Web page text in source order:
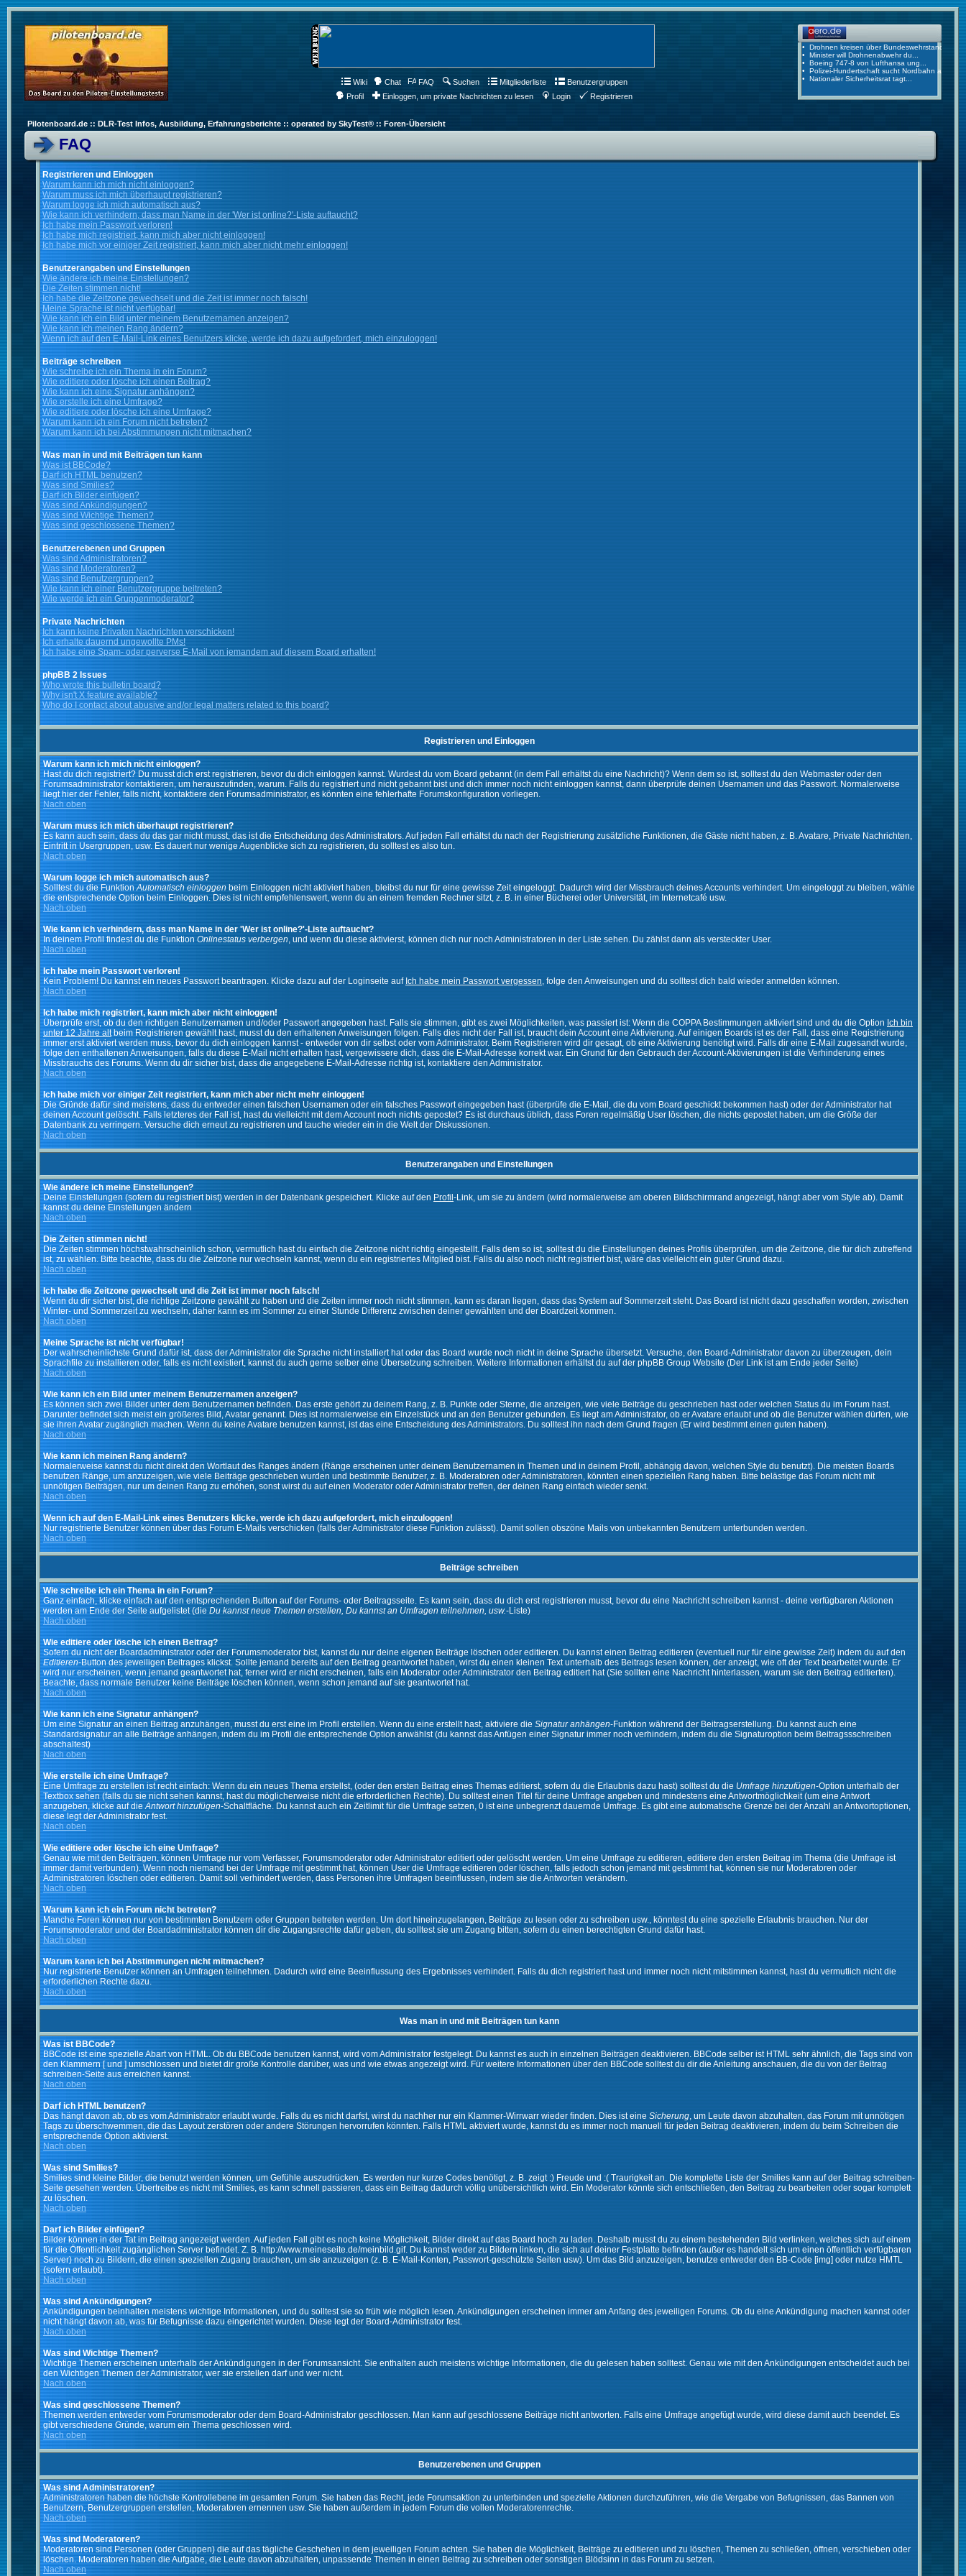
Wiki Chat FAQ Suchen Mitgliederliste
Benutzergruppen
Profil
Einloggen, um private Nachrichten zu lesen Login Registrieren
Pilotenboard.de :: DLR-Test Infos, Ausbildung, Erfahrungsberichte :: operated by SkyTest® :: Foren-Übersicht
FAQ
Registrieren und Einloggen
Warum kann ich mich nicht einloggen?
Warum muss ich mich überhaupt registrieren?
Warum logge ich mich automatisch aus?
Wie kann ich verhindern, dass man Name in der 'Wer ist online?'-Liste auftaucht?
Ich habe mein Passwort verloren!
Ich habe mich registriert, kann mich aber nicht einloggen!
Ich habe mich vor einiger Zeit registriert, kann mich aber nicht mehr einloggen!
Benutzerangaben und Einstellungen
Wie ändere ich meine Einstellungen?
Die Zeiten stimmen nicht!
Ich habe die Zeitzone gewechselt und die Zeit ist immer noch falsch!
Meine Sprache ist nicht verfügbar!
Wie kann ich ein Bild unter meinem Benutzernamen anzeigen?
Wie kann ich meinen Rang ändern?
Wenn ich auf den E-Mail-Link eines Benutzers klicke, werde ich dazu aufgefordert, mich einzuloggen!
Beiträge schreiben
Wie schreibe ich ein Thema in ein Forum?
Wie editiere oder lösche ich einen Beitrag?
Wie kann ich eine Signatur anhängen?
Wie erstelle ich eine Umfrage?
Wie editiere oder lösche ich eine Umfrage?
Warum kann ich ein Forum nicht betreten?
Warum kann ich bei Abstimmungen nicht mitmachen?
Was man in und mit Beiträgen tun kann
Was ist BBCode?
Darf ich HTML benutzen?
Was sind Smilies?
Darf ich Bilder einfügen?
Was sind Ankündigungen?
Was sind Wichtige Themen?
Was sind geschlossene Themen?
Benutzerebenen und Gruppen
Was sind Administratoren?
Was sind Moderatoren?
Was sind Benutzergruppen?
Wie kann ich einer Benutzergruppe beitreten?
Wie werde ich ein Gruppenmoderator?
Private Nachrichten
Ich kann keine Privaten Nachrichten verschicken!
Ich erhalte dauernd ungewollte PMs!
Ich habe eine Spam- oder perverse E-Mail von jemandem auf diesem Board erhalten!
phpBB 2 Issues
Who wrote this bulletin board?
Why isn't X feature available?
Who do I contact about abusive and/or legal matters related to this board?
Registrieren und Einloggen
Warum kann ich mich nicht einloggen?
Hast du dich registriert? Du musst dich erst registrieren, bevor du dich einloggen kannst. Wurdest du vom Board gebannt (in dem Fall erhältst du eine Nachricht)? Wenn dem so ist, solltest du den Webmaster oder den
Forumsadministrator kontaktieren, um herauszufinden, warum. Falls du registriert und nicht gebannt bist und dich immer noch nicht einloggen kannst, dann überprüfe deinen Usernamen und das Passwort. Normalerweise
liegt hier der Fehler, falls nicht, kontaktiere den Forumsadministrator, es könnten eine fehlerhafte Forumskonfiguration vorliegen.
Nach oben
Warum muss ich mich überhaupt registrieren?
Es kann auch sein, dass du das gar nicht musst, das ist die Entscheidung des Administrators. Auf jeden Fall erhältst du nach der Registrierung zusätzliche Funktionen, die Gäste nicht haben, z. B. Avatare, Private Nachrichten,
Eintritt in Usergruppen, usw. Es dauert nur wenige Augenblicke sich zu registrieren, du solltest es also tun.
Nach oben
Warum logge ich mich automatisch aus?
Solltest du die FunktionAutomatisch einloggen beim Einloggen nicht aktiviert haben, bleibst du nur für eine gewisse Zeit eingeloggt. Dadurch wird der Missbrauch deines Accounts verhindert. Um eingeloggt zu bleiben, wähle
die entsprechende Option beim Einloggen. Dies ist nicht empfehlenswert, wenn du an einem fremden Rechner sitzt, z. B. in einer Bücherei oder Universität, im Internetcafé usw.
Nach oben
Wie kann ich verhindern, dass man Name in der 'Wer ist online?'-Liste auftaucht?
In deinem Profil findest du die Funktion Onlinestatus verbergen, und wenn du diese aktivierst, können dich nur noch Administratoren in der Liste sehen. Du zählst dann als versteckter User.
Nach oben
Ich habe mein Passwort verloren!
Kein Problem! Du kannst ein neues Passwort beantragen. Klicke dazu auf der Loginseite auf Ich habe mein Passwort vergessen, folge den Anweisungen und du solltest dich bald wieder anmelden können.
Nach oben
Ich habe mich registriert, kann mich aber nicht einloggen!
Überprüfe erst, ob du den richtigen Benutzernamen und/oder Passwort angegeben hast. Falls sie stimmen, gibt es zwei Möglichkeiten, was passiert ist: Wenn die COPPA Bestimmungen aktiviert sind und du die Option Ich bin
unter 12 Jahre altbeim Registrieren gewählt hast, musst du den erhaltenen Anweisungen folgen. Falls dies nicht der Fall ist, braucht dein Account eine Aktivierung. Auf einigen Boards ist es der Fall, dass eine Registrierung
immer erst aktiviert werden muss, bevor du dich einloggen kannst - entweder von dir selbst oder vom Administrator. Beim Registrieren wird dir gesagt, ob eine Aktivierung benötigt wird. Falls dir eine E-Mail zugesandt wurde,
folge den enthaltenen Anweisungen, falls du diese E-Mail nicht erhalten hast, vergewissere dich, dass die E-Mail-Adresse korrekt war. Ein Grund für den Gebrauch der Account-Aktivierungen ist die Verhinderung eines
Missbrauchs des Forums. Wenn du dir sicher bist, dass die angegebene E-Mail-Adresse richtig ist, kontaktiere den Administrator.
Nach oben
Ich habe mich vor einiger Zeit registriert, kann mich aber nicht mehr einloggen!
Die Gründe dafür sind meistens, dass du entweder einen falschen Usernamen oder ein falsches Passwort eingegeben hast (überprüfe die E-Mail, die du vom Board geschickt bekommen hast) oder der Administrator hat
deinen Account gelöscht. Falls letzteres der Fall ist, hast du vielleicht mit dem Account noch nichts gepostet? Es ist durchaus üblich, dass Foren regelmäßig User löschen, die nichts gepostet haben, um die Größe der
Datenbank zu verringern. Versuche dich erneut zu registrieren und tauche wieder ein in die Welt der Diskussionen.
Nach oben
Benutzerangaben und Einstellungen
Wie ändere ich meine Einstellungen?
Deine Einstellungen (sofern du registriert bist) werden in der Datenbank gespeichert. Klicke auf den Profil -Link, um sie zu ändern (wird normalerweise am oberen Bildschirmrand angezeigt, hängt aber vom Style ab). Damit
kannst du deine Einstellungen ändern
Nach oben
Die Zeiten stimmen nicht!
Die Zeiten stimmen höchstwahrscheinlich schon, vermutlich hast du einfach die Zeitzone nicht richtig eingestellt. Falls dem so ist, solltest du die Einstellungen deines Profils überprüfen, um die Zeitzone, die für dich zutreffend
ist, zu wählen. Bitte beachte, dass du die Zeitzone nur wechseln kannst, wenn du ein registriertes Mitglied bist. Falls du also noch nicht registriert bist, wäre das vielleicht ein guter Grund dazu.
Nach oben
Ich habe die Zeitzone gewechselt und die Zeit ist immer noch falsch!
Wenn du dir sicher bist, die richtige Zeitzone gewählt zu haben und die Zeiten immer noch nicht stimmen, kann es daran liegen, dass das System auf Sommerzeit steht. Das Board ist nicht dazu geschaffen worden, zwischen
Winter- und Sommerzeit zu wechseln, daher kann es im Sommer zu einer Stunde Differenz zwischen deiner gewählten und der Boardzeit kommen.
Nach oben
Meine Sprache ist nicht verfügbar!
Der wahrscheinlichste Grund dafür ist, dass der Administrator die Sprache nicht installiert hat oder das Board wurde noch nicht in deine Sprache übersetzt. Versuche, den Board-Administrator davon zu überzeugen, dein
Sprachfile zu installieren oder, falls es nicht existiert, kannst du auch gerne selber eine Übersetzung schreiben. Weitere Informationen erhältst du auf der phpBB Group Website (Der Link ist am Ende jeder Seite)
Nach oben
Wie kann ich ein Bild unter meinem Benutzernamen anzeigen?
Es können sich zwei Bilder unter dem Benutzernamen befinden. Das erste gehört zu deinem Rang, z. B. Punkte oder Sterne, die anzeigen, wie viele Beiträge du geschrieben hast oder welchen Status du im Forum hast.
Darunter befindet sich meist ein größeres Bild, Avatar genannt. Dies ist normalerweise ein Einzelstück und an den Benutzer gebunden. Es liegt am Administrator, ob er Avatare erlaubt und ob die Benutzer wählen dürfen, wie
sie ihren Avatar zugänglich machen. Wenn du keine Avatare benutzen kannst, ist das eine Entscheidung des Administrators. Du solltest ihn nach dem Grund fragen (Er wird bestimmt einen guten haben).
Nach oben
Wie kann ich meinen Rang ändern?
Normalerweise kannst du nicht direkt den Wortlaut des Ranges ändern (Ränge erscheinen unter deinem Benutzernamen in Themen und in deinem Profil, abhängig davon, welchen Style du benutzt). Die meisten Boards
benutzen Ränge, um anzuzeigen, wie viele Beiträge geschrieben wurden und bestimmte Benutzer, z. B. Moderatoren oder Administratoren, könnten einen speziellen Rang haben. Bitte belästige das Forum nicht mit
unnötigen Beiträgen, nur um deinen Rang zu erhöhen, sonst wirst du auf einen Moderator oder Administrator treffen, der deinen Rang einfach wieder senkt.
Nach oben
Wenn ich auf den E-Mail-Link eines Benutzers klicke, werde ich dazu aufgefordert, mich einzuloggen!
Nur registrierte Benutzer können über das Forum E-Mails verschicken (falls der Administrator diese Funktion zulässt). Damit sollen obszöne Mails von unbekannten Benutzern unterbunden werden.
Nach oben
Beiträge schreiben
Wie schreibe ich ein Thema in ein Forum?
Ganz einfach, klicke einfach auf den entsprechenden Button auf der Forums- oder Beitragsseite. Es kann sein, dass du dich erst registrieren musst, bevor du eine Nachricht schreiben kannst - deine verfügbaren Aktionen
werden am Ende der Seite aufgelistet (die Du kannst neue Themen erstellen, Du kannst an Umfragen teilnehmen, usw.-Liste)
Nach oben
Wie editiere oder lösche ich einen Beitrag?
Sofern du nicht der Boardadministrator oder der Forumsmoderator bist, kannst du nur deine eigenen Beiträge löschen oder editieren. Du kannst einen Beitrag editieren (eventuell nur für eine gewisse Zeit) indem du auf den
Editieren-Button des jeweiligen Beitrages klickst. Sollte jemand bereits auf den Beitrag geantwortet haben, wirst du einen kleinen Text unterhalb des Beitrags lesen können, der anzeigt, wie oft der Text bearbeitet wurde. Er
wird nur erscheinen, wenn jemand geantwortet hat, ferner wird er nicht erscheinen, falls ein Moderator oder Administrator den Beitrag editiert hat (Sie sollten eine Nachricht hinterlassen, warum sie den Beitrag editierten).
Beachte, dass normale Benutzer keine Beiträge löschen können, wenn schon jemand auf sie geantwortet hat.
Nach oben
Wie kann ich eine Signatur anhängen?
Um eine Signatur an einen Beitrag anzuhängen, musst du erst eine im Profil erstellen. Wenn du eine erstellt hast, aktiviere die Signatur anhängen-Funktion während der Beitragserstellung. Du kannst auch eine
Standardsignatur an alle Beiträge anhängen, indem du im Profil die entsprechende Option anwählst (du kannst das Anfügen einer Signatur immer noch verhindern, indem du die Signaturoption beim Beitragssschreiben
abschaltest)
Nach oben
Wie erstelle ich eine Umfrage?
Eine Umfrage zu erstellen ist recht einfach: Wenn du ein neues Thema erstellst, (oder den ersten Beitrag eines Themas editierst, sofern du die Erlaubnis dazu hast) solltest du die Umfrage hinzufügen-Option unterhalb der
Textbox sehen (falls du sie nicht sehen kannst, hast du möglicherweise nicht die erforderlichen Rechte). Du solltest einen Titel für deine Umfrage angeben und mindestens eine Antwortmöglichkeit (um eine Antwort
anzugeben, klicke auf dieAntwort hinzufügen-Schaltfläche. Du kannst auch ein Zeitlimit für die Umfrage setzen, 0 ist eine unbegrenzt dauernde Umfrage. Es gibt eine automatische Grenze bei der Anzahl an Antwortoptionen,
diese legt der Administrator fest.
Nach oben
Wie editiere oder lösche ich eine Umfrage?
Genau wie mit den Beiträgen, können Umfrage nur vom Verfasser, Forumsmoderator oder Administrator editiert oder gelöscht werden. Um eine Umfrage zu editieren, editiere den ersten Beitrag im Thema (die Umfrage ist
immer damit verbunden). Wenn noch niemand bei der Umfrage mit gestimmt hat, können User die Umfrage editieren oder löschen, falls jedoch schon jemand mit gestimmt hat, können sie nur Moderatoren oder
Administratoren löschen oder editieren. Damit soll verhindert werden, dass Personen ihre Umfragen beeinflussen, indem sie die Antworten verändern.
Nach oben
Warum kann ich ein Forum nicht betreten?
Manche Foren können nur von bestimmten Benutzern oder Gruppen betreten werden. Um dort hineinzugelangen, Beiträge zu lesen oder zu schreiben usw., könntest du eine spezielle Erlaubnis brauchen. Nur der
Forumsmoderator und der Boardadministrator können dir die Zugangsrechte dafür geben, du solltest sie um Zugang bitten, sofern du einen berechtigten Grund dafür hast.
Nach oben
Warum kann ich bei Abstimmungen nicht mitmachen?
Nur registrierte Benutzer können an Umfragen teilnehmen. Dadurch wird eine Beeinflussung des Ergebnisses verhindert. Falls du dich registriert hast und immer noch nicht mitstimmen kannst, hast du vermutlich nicht die
erforderlichen Rechte dazu.
Nach oben
Was man in und mit Beiträgen tun kann
Was ist BBCode?
BBCode ist eine spezielle Abart von HTML. Ob du BBCode benutzen kannst, wird vom Administrator festgelegt. Du kannst es auch in einzelnen Beiträgen deaktivieren. BBCode selber ist HTML sehr ähnlich, die Tags sind von
den Klammern [ und ] umschlossen und bietet dir große Kontrolle darüber, was und wie etwas angezeigt wird. Für weitere Informationen über den BBCode solltest du dir die Anleitung anschauen, die du von der Beitrag
schreiben-Seite aus erreichen kannst.
Nach oben
Darf ich HTML benutzen?
Das hängt davon ab, ob es vom Administrator erlaubt wurde. Falls du es nicht darfst, wirst du nachher nur ein Klammer-Wirrwarr wieder finden. Dies ist eine Sicherung, um Leute davon abzuhalten, das Forum mit unnötigen
Tags zu überschwemmen, die das Layout zerstören oder andere Störungen hervorrufen könnten. Falls HTML aktiviert wurde, kannst du es immer noch manuell für jeden Beitrag deaktivieren, indem du beim Schreiben die
entsprechende Option aktivierst.
Nach oben
Was sind Smilies?
Smilies sind kleine Bilder, die benutzt werden können, um Gefühle auszudrücken. Es werden nur kurze Codes benötigt, z. B. zeigt :) Freude und :( Traurigkeit an. Die komplette Liste der Smilies kann auf der Beitrag schreiben-
Seite gesehen werden. Übertreibe es nicht mit Smilies, es kann schnell passieren, dass ein Beitrag dadurch völlig unübersichtlich wird. Ein Moderator könnte sich entschließen, den Beitrag zu bearbeiten oder sogar komplett
zu löschen.
Nach oben
Darf ich Bilder einfügen?
Bilder können in der Tat im Beitrag angezeigt werden. Auf jeden Fall gibt es noch keine Möglichkeit, Bilder direkt auf das Board hoch zu laden. Deshalb musst du zu einem bestehenden Bild verlinken, welches sich auf einem
für die Öffentlichkeit zugänglichen Server befindet. Z. B. http://www.meineseite.de/meinbild.gif. Du kannst weder zu Bildern linken, die sich auf deiner Festplatte befinden (außer es handelt sich um einen öffentlich verfügbaren
Server) noch zu Bildern, die einen speziellen Zugang brauchen, um sie anzuzeigen (z. B. E-Mail-Konten, Passwort-geschützte Seiten usw). Um das Bild anzuzeigen, benutze entweder den BB-Code [img] oder nutze HMTL
(sofern erlaubt).
Nach oben
Was sind Ankündigungen?
Ankündigungen beinhalten meistens wichtige Informationen, und du solltest sie so früh wie möglich lesen. Ankündigungen erscheinen immer am Anfang des jeweiligen Forums. Ob du eine Ankündigung machen kannst oder
nicht hängt davon ab, was für Befugnisse dazu eingerichtet wurden. Diese legt der Board-Administrator fest.
Nach oben
Was sind Wichtige Themen?
Wichtige Themen erscheinen unterhalb der Ankündigungen in der Forumsansicht. Sie enthalten auch meistens wichtige Informationen, die du gelesen haben solltest. Genau wie mit den Ankündigungen entscheidet auch bei
den Wichtigen Themen der Administrator, wer sie erstellen darf und wer nicht.
Nach oben
Was sind geschlossene Themen?
Themen werden entweder vom Forumsmoderator oder dem Board-Administrator geschlossen. Man kann auf geschlossene Beiträge nicht antworten. Falls eine Umfrage angefügt wurde, wird diese damit auch beendet. Es
gibt verschiedene Gründe, warum ein Thema geschlossen wird.
Nach oben
Benutzerebenen und Gruppen
Was sind Administratoren?
Administratoren haben die höchste Kontrollebene im gesamten Forum. Sie haben das Recht, jede Forumsaktion zu unterbinden und spezielle Aktionen durchzuführen, wie die Vergabe von Befugnissen, das Bannen von
Benutzern, Benutzergruppen erstellen, Moderatoren ernennen usw. Sie haben außerdem in jedem Forum die vollen Moderatorenrechte.
Nach oben
Was sind Moderatoren?
Moderatoren sind Personen (oder Gruppen) die auf das tägliche Geschehen in dem jeweiligen Forum achten. Sie haben die Möglichkeit, Beiträge zu editieren und zu löschen, Themen zu schließen, öffnen, verschieben oder
löschen. Moderatoren haben die Aufgabe, die Leute davon abzuhalten, unpassende Themen in einen Beitrag zu schreiben oder sonstigen Blödsinn in das Forum zu setzen.
Nach oben